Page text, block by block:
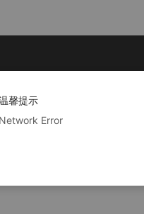
馨提示
Network Error